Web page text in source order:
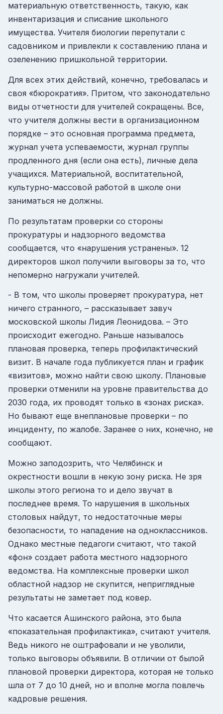
материальную ответственность, такую, как
инвентаризация и списание школьного
имущества. Учителя биологии перепутали с
садовником и привлекли к составлению плана и
озеленению пришкольной территории.
Для всех этих действий, конечно, требовалась и
своя «бюрократия». Притом, что законодательно
виды отчетности для учителей сокращены. Все,
что учителя должны вести в организационном
порядке – это основная программа предмета,
журнал учета успеваемости, журнал группы
продленного дня (если она есть), личные дела
учащихся. Материальной, воспитательной,
культурно-массовой работой в школе они
заниматься не должны.
По результатам проверки со стороны
прокуратуры и надзорного ведомства
сообщается, что «нарушения устранены». 12
директоров школ получили выговоры за то, что
непомерно нагружали учителей.
- В том, что школы проверяет прокуратура, нет
ничего странного, – рассказывает завуч
московской школы Лидия Леонидова. – Это
происходит ежегодно. Раньше называлось
плановая проверка, теперь профилактический
визит. В начале года публикуется план и график
«визитов», можно найти свою школу. Плановые
проверки отменили на уровне правительства до
2030 года, их проводят только в «зонах риска».
Но бывают еще внеплановые проверки – по
инциденту, по жалобе. Заранее о них, конечно, не
сообщают.
Можно заподозрить, что Челябинск и
окрестности вошли в некую зону риска. Не зря
школы этого региона то и дело звучат в
последнее время. То нарушения в школьных
столовых найдут, то недостаточные меры
безопасности, то нападение на одноклассников.
Однако местные педагоги считают, что такой
«фон» создает работа местного надзорного
ведомства. На комплексные проверки школ
областной надзор не скупится, неприглядные
результаты не заметает под ковер.
Что касается Ашинского района, это была
«показательная профилактика», считают учителя.
Ведь никого не оштрафовали и не уволили,
только выговоры объявили. В отличии от былой
плановой проверки директора, которая не только
шла от 7 до 10 дней, но и вполне могла повлечь
кадровые решения.